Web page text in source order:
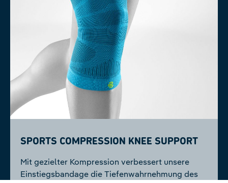
Sports Compression Knee Support
Mit gezielter Kompression verbessert unsere
Einstiegsbandage die Tiefenwahrnehmung des